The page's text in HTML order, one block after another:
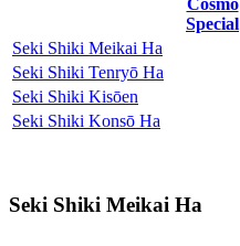
Cosmo
Special
Seki Shiki Meikai Ha
Seki Shiki Tenryō Ha
Seki Shiki Kisōen
Seki Shiki Konsō Ha
Seki Shiki Meikai Ha